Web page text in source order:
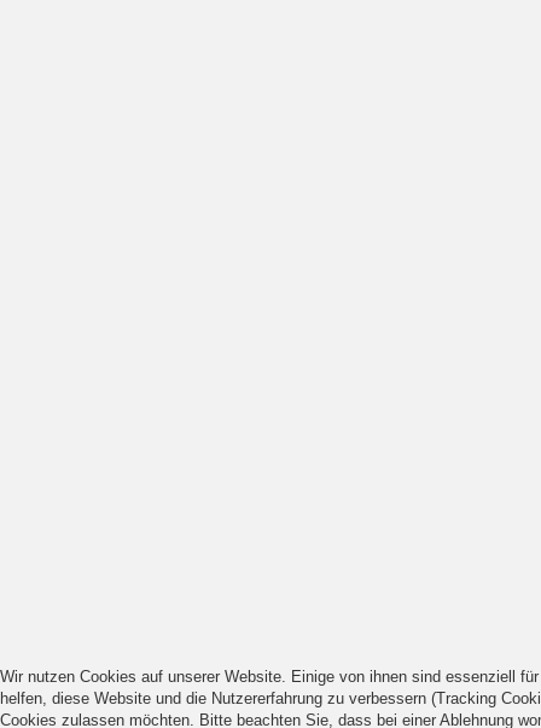
Wir nutzen Cookies auf unserer Website. Einige von ihnen sind essenziell
helfen, diese Website und die Nutzererfahrung zu verbessern (Tracking
Cookies zulassen möchten. Bitte beachten Sie, dass bei einer Ablehnung